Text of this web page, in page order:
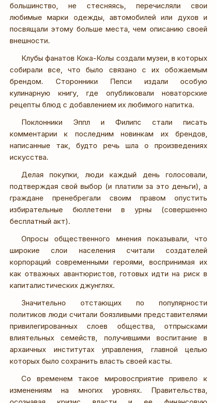
большинство, не стесняясь, перечисляли свои
любимые марки одежды, автомобилей или духов и
посвящали этому больше места, чем описанию своей
внешности.
Клубы фанатов Кока-Колы создали музеи, в которых
собирали все, что было связано с их обожаемым
брендом. Сторонники Пепси издали особую
кулинарную книгу, где опубликовали новаторские
рецепты блюд с добавлением их любимого напитка.
Поклонники Эппл и Филипс стали писать
комментарии к последним новинкам их брендов,
написанные так, будто речь шла о произведениях
искусства.
Делая покупки, люди каждый день голосовали,
подтверждая свой выбор (и платили за это деньги), а
граждане пренебрегали своим правом опустить
избирательные бюллетени в урны (совершенно
бесплатный акт).
Опросы общественного мнения показывали, что
широкие слои населения считали создателей
корпораций современными героями, воспринимая их
как отважных авантюристов, готовых идти на риск в
капиталистических джунглях.
Значительно отстающих по популярности
политиков люди считали боязливыми представителями
привилегированных слоев общества, отпрысками
влиятельных семейств, получившими воспитание в
архаичных институтах управления, главной целью
которых было сохранить власть своей касты.
Со временем такое мировосприятие привело к
изменениям на многих уровнях. Правительства,